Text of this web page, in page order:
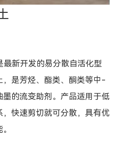
最新开发的易分散自活化型
是芳烃、酯类、酮类等中-
的流变助剂。产品适用于低
快速剪切就可分散，具有优